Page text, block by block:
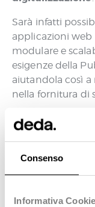
Consenso
Informativa Cookie
Sarà infatti
applicazioni web
modulare e
esigenze della
aiutandola così a
nella fornitura di
“La forza di
questa